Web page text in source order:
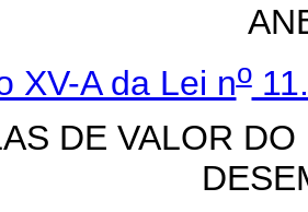
XV-A da Lei no
DE VALOR